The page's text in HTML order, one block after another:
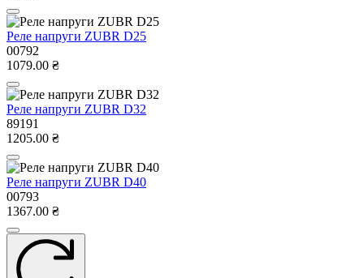
Реле напруги ZUBR D25
00792
1079.00 ₴
Реле напруги ZUBR D32
89191
1205.00 ₴
Реле напруги ZUBR D40
00793
1367.00 ₴